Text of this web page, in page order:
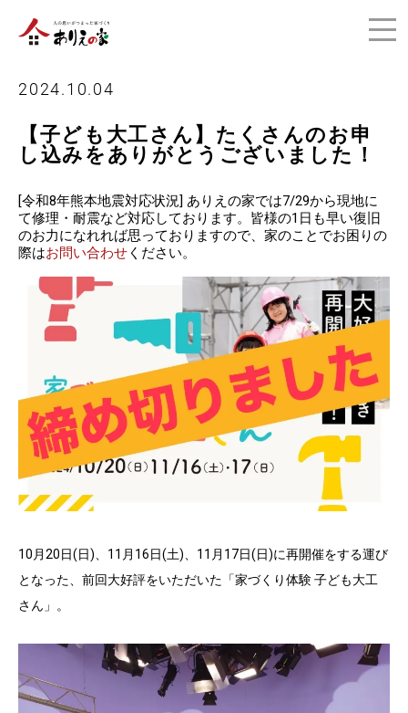
2024.10.04
【子ども大工さん】たくさんのお申
し込みをありがとうございました！
[令和8年熊本地震対応状況] ありえの家では7/29から現地に
て修理・耐震など対応しております。皆様の1日も早い復旧
のお力になれれば思っておりますので、家のことでお困りの
際はお問い合わせ ください。
10月20日(日)、11月16日(土)、11月17日(日)に再開催をする運び
となった、前回大好評をいただいた「家づくり体験 子ども大工
さん」。